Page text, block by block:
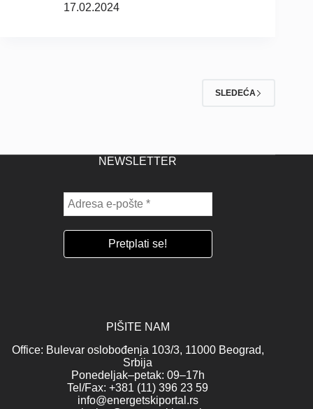
17.02.2024
SLEDEĆA
NEWSLETTER
PIŠITE NAM
Office: Bulevar oslobođenja 103/3, 11000 Beograd,
Srbija
Ponedeljak–petak: 09–17h
Tel/Fax: +381 (11) 396 23 59
info@energetskiportal.rs